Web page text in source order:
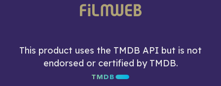
This product uses the TMDB API but is not
endorsed or certified by TMDB.